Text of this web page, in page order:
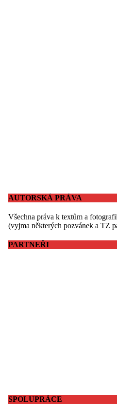
AUTORSKÁ PRÁVA
Všechna práva k textům a
(vyjma některých pozvánek a TZ
PARTNEŘI
SPOLUPRÁCE